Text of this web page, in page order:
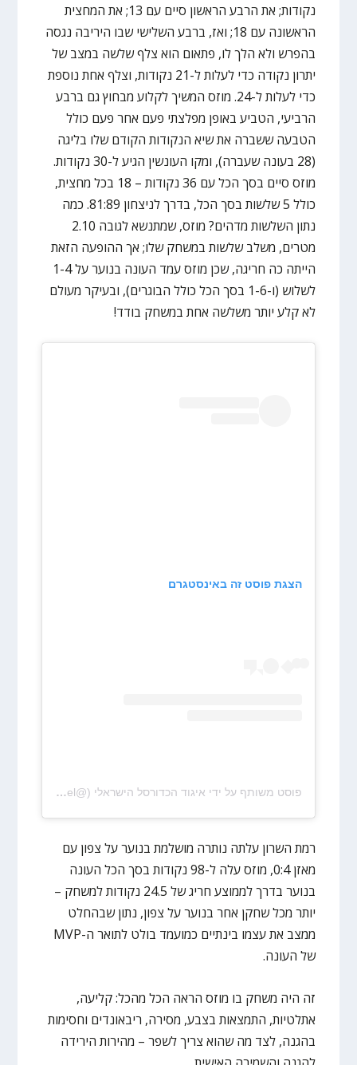
נקודות; את הרבע הראשון סיים עם 13; את המחצית
הראשונה עם 18; ואז, ברבע השלישי שבו היריבה נגסה
בהפרש ולא הלך לו, פתאום הוא צלף שלשה במצב של
יתרון נקודה כדי לעלות ל-21 נקודות, וצלף אחת נוספת
כדי לעלות ל-24. מוזס המשיך לקלוע מבחוץ גם ברבע
הרביעי, הטביע באופן מפלצתי פעם אחר פעם כולל
הטבעה ששברה את שיא הנקודות הקודם שלו בליגה
(28 בעונה שעברה), ומקו העונשין הגיע ל-30 נקודות.
מוזס סיים בסך הכל עם 36 נקודות – 18 בכל מחצית,
כולל 5 שלשות בסך הכל, בדרך לניצחון 81:89. כמה
נתון השלשות מדהים? מוזס, שמתנשא לגובה 2.10
מטרים, משלב שלשות במשחק שלו; אך ההופעה הזאת
הייתה כה חריגה, שכן מוזס עמד העונה בנוער על 1-4
לשלוש (ו-1-6 בסך הכל כולל הבוגרים), ובעיקר מעולם
לא קלע יותר משלשה אחת במשחק בודד!
הצגת פוסט זה באינסטגרם
פוסט משותף על ידי ‏‎איגוד הכדורסל הישראלי‎‏ (@‏‎ibba_israel‎‏)
רמת השרון עלתה נותרה מושלמת בנוער על צפון עם
מאזן 0:4, מוזס עלה ל-98 נקודות בסך הכל העונה
בנוער בדרך לממוצע חריג של 24.5 נקודות למשחק –
יותר מכל שחקן אחר בנוער על צפון, נתון שבהחלט
ממצב את עצמו בינתיים כמועמד בולט לתואר ה-MVP
של העונה.
זה היה משחק בו מוזס הראה הכל מהכל: קליעה,
אתלטיות, התמצאות בצבע, מסירה, ריבאונדים וחסימות
בהגנה, לצד מה שהוא צריך לשפר – מהירות הירידה